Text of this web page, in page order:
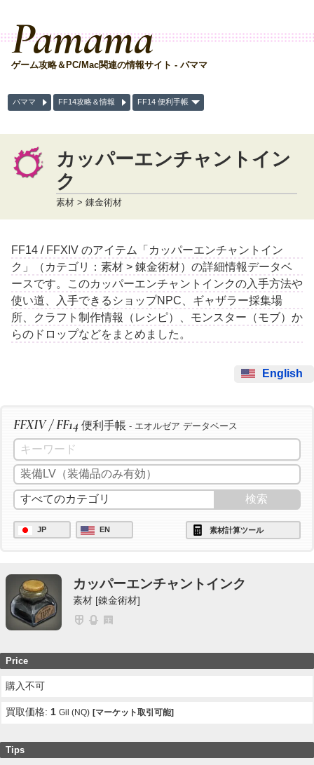
Pamama
ゲーム攻略＆PC/Mac関連の情報サイト - パママ
パママ FF14攻略＆情報 FF14 便利手帳
カッパーエンチャントイン
ク
素材 > 錬金術材
FF14 / FFXIV のアイテム「カッパーエンチャントイン
ク」（カテゴリ：素材 > 錬金術材）の詳細情報データベ
ースです。このカッパーエンチャントインクの入手方法や
使い道、入手できるショップNPC、ギャザラー採集場
所、クラフト制作情報（レシピ）、モンスター（モブ）か
らのドロップなどをまとめました。
English
FFXIV / FF14 便利手帳 - エオルゼア データベース
JP EN 素材計算ツール
カッパーエンチャントインク
素材 [錬金術材]
Price
購入不可
買取価格:1 Gil (NQ) [マーケット取引可能]
Tips